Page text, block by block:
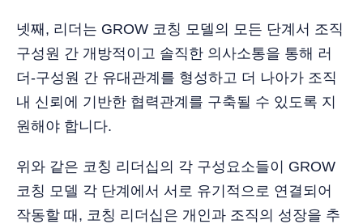
넷째, 리더는 GROW 코칭 모델의 모든 단계서 조직
구성원 간 개방적이고 솔직한 의사소통을 통해 러
더-구성원 간 유대관계를 형성하고 더 나아가 조직
내 신뢰에 기반한 협력관계를 구축될 수 있도록 지
원해야 합니다.
위와 같은 코칭 리더십의 각 구성요소들이 GROW
코칭 모델 각 단계에서 서로 유기적으로 연결되어
작동할 때, 코칭 리더십은 개인과 조직의 성장을 추